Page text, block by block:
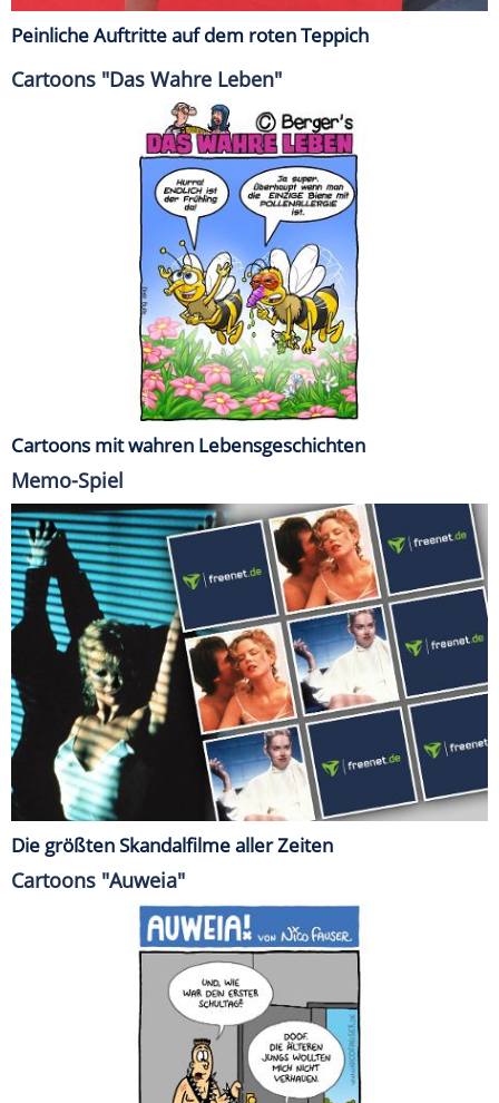
Peinliche Auftritte auf dem roten Teppich
Cartoons "Das Wahre Leben"
Cartoons mit wahren Lebensgeschichten
Memo-Spiel
Die größten Skandalfilme aller Zeiten
Cartoons "Auweia"